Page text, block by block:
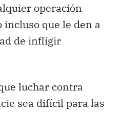
operación
que le den a
de infligir
luchar contra
sea difícil para las